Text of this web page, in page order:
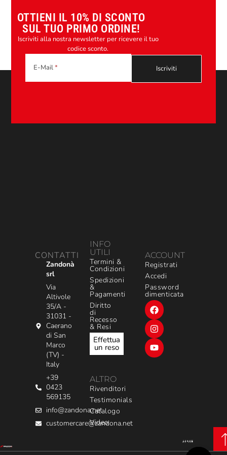
OTTIENI IL 10% DI SCONTO
SUL TUO PRIMO ORDINE!
Iscriviti alla nostra newsletter per ricevere il tuo
codice sconto.
E-Mail
CONTATTI
Zandonà
srl
Via
Altivole
35/A -
31031 -
Caerano
di San
Marco
(TV) -
Italy
+39
0423
569135
info@zandona.net
customercare@zandona.net
INFO
UTILI
Termini &
Condizioni
Spedizioni
&
Pagamenti
Diritto
di
Recesso
& Resi
Effettua
un reso
ALTRO
Rivenditori
Testimonials
Catalogo
Video
ACCOUNT
Registrati
Accedi
Password
dimenticata